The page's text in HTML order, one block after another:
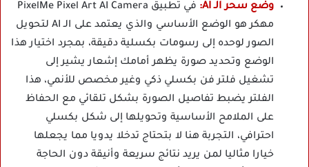
وضع سحر الـ AI:
في تطبيق PixelMe Pixel Art AI Camera
مهكر هو الوضع الأساسي والذي يعتمد على الـ AI لتحويل
الصور لوحده إلى رسومات بكسلية دقيقة، بمجرد اختيار هذا
الوضع وتحديد صورة يظهر أمامك إشعار يشير إلى
تشغيل فلتر فن بكسلي ذكي وغير مخصص للأنمي، هذا
الفلتر يضبط تفاصيل الصورة بشكل تلقائي مع الحفاظ
على الملامح الأساسية وتحويلها إلى شكل بكسلي
احترافي، التجربة هنا لا بتحتاج تدخلا يدويا مما يجعلها
خيارا مثاليا لمن يريد نتائج سريعة وأنيقة دون الحاجة